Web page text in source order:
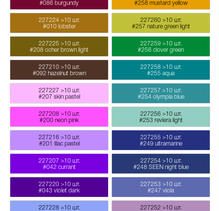
#086 burgundy
227224
#010 lobster
>10 шт.
227225
#208 ocher brown light
>10 шт.
227210
#092 hazelnut brown
>10 шт.
227227
#207 skin pastel
>10 шт.
227208
#200 neon pink
>10 шт.
227216
#201 lilac pastel
>10 шт.
227207
#042 currant
>10 шт.
227220
#043 violet dark
>10 шт.
227228 >10 шт.
#258 mustard yellow
227260
#257 nature green light
>10 шт.
227259
#256 clover green
>10 шт.
227258
#255 aqua
>10 шт.
227257
#254 olympia blue
>10 шт.
227256
#253 reviera light
>10 шт.
227255
#249 ultramarine
>10 шт.
227254
#248 SEEN night blue
>10 шт.
227253
#247 viola
>10 шт.
227252 >10 шт.